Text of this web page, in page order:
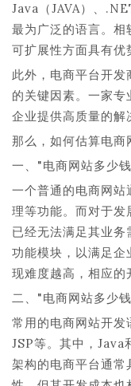
Java（JAVA）、
最为广泛的语言。相
可扩展性方面具有优
此外，电商平台开
的关键因素。一家
企业提供高质量的解
那么，如何估算电商
一、"电商网站多少
一个普通的电商网站
理等功能。而对于
已经无法满足其业
功能模块，以满足企
现难度越高，相应的
二、"电商网站多少
常用的电商网站开发
JSP等。其中，Java
架构的电商平台通常